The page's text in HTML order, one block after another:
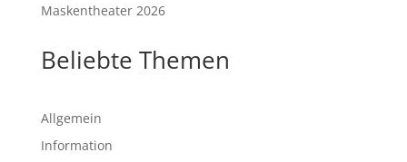
Maskentheater 2026
Beliebte Themen
Allgemein
Information